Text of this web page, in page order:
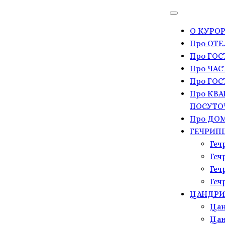
О
Про
Про
Про
Про
Про
Про